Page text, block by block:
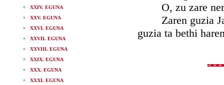
XXIV. EGUNA
XXV. EGUNA
XXVI. EGUNA
XXVII. EGUNA
XXVIII. EGUNA
XXIX. EGUNA
XXX. EGUNA
XXXI. EGUNA
O, zu zare nere
Zaren guzia
guzia ta bethi